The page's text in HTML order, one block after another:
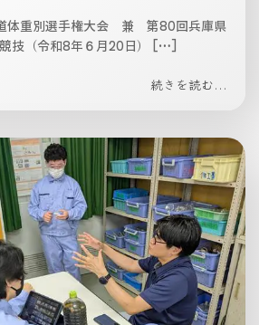
体重別選手権大会 兼 第80回兵庫県
技（令和8年６月20日） […]
続きを読む...